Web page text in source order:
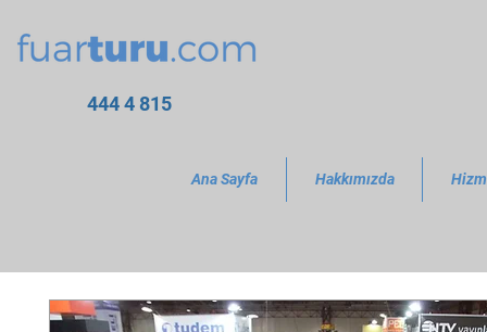
444 4 815
Ana Sayfa Hakkımızda